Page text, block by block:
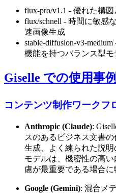
flux-pro/v1.1 - 優れた構
flux/schnell - 時間に敏感
速画像生成
stable-diffusion-v3-
機能を持つバランス型モ
Giselle での使用事例
コンテンツ制作ワークフ
Anthropic (Claude):
スのあるビジネス文書
生成、よく練られた説
モデルは、機密性の高
慮が最重要である場合に
Google (Gemini): 混合メ